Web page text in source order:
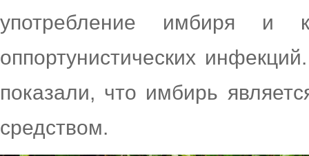
употребление имбиря и
оппортунистических
показали, что имбирь
средством.